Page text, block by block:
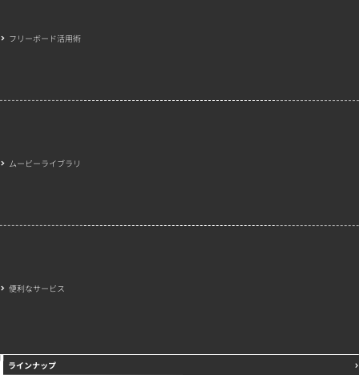
フリーボード活用術
ムービーライブラリ
便利なサービス
ラインナップ